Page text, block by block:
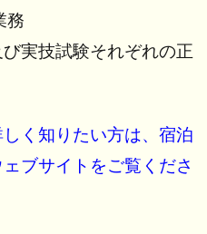
務
実技試験それぞれの正
く知りたい方は、宿泊
ブサイトをご覧くださ